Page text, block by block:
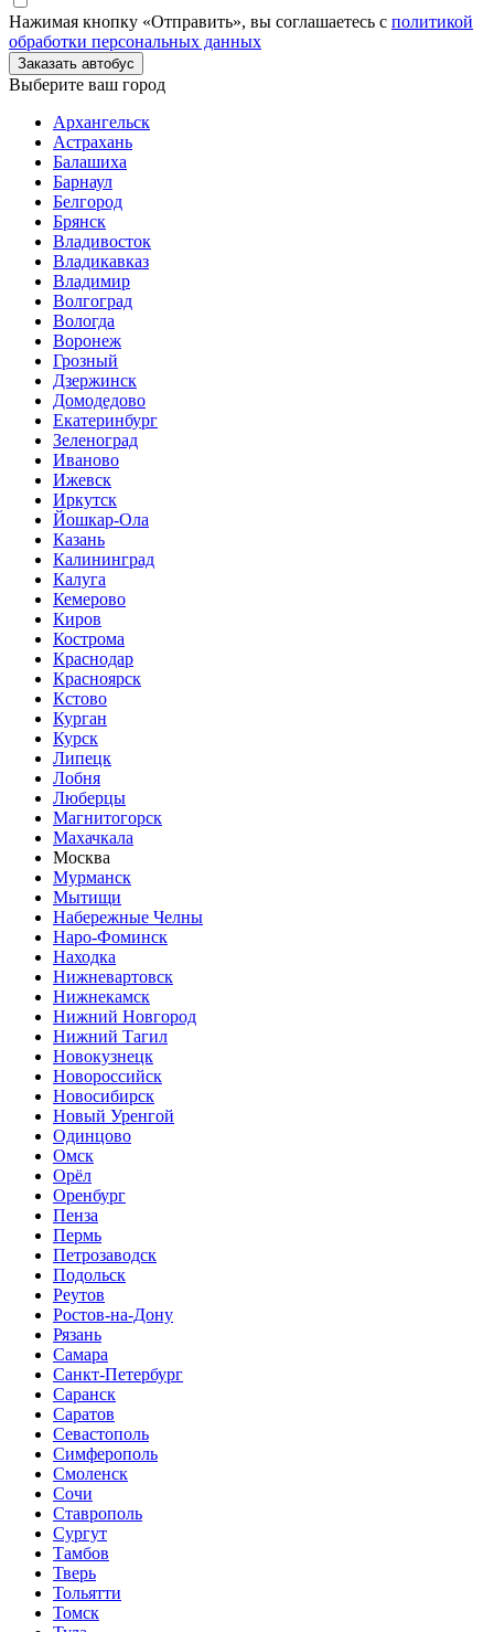
Нажимая кнопку «Отправить», вы соглашаетесь с политикой
обработки персональных данных
Заказать автобус
Выберите ваш город
Архангельск
Астрахань
Балашиха
Барнаул
Белгород
Брянск
Владивосток
Владикавказ
Владимир
Волгоград
Вологда
Воронеж
Грозный
Дзержинск
Домодедово
Екатеринбург
Зеленоград
Иваново
Ижевск
Иркутск
Йошкар-Ола
Казань
Калининград
Калуга
Кемерово
Киров
Кострома
Краснодар
Красноярск
Кстово
Курган
Курск
Липецк
Лобня
Люберцы
Магнитогорск
Махачкала
Москва
Мурманск
Мытищи
Набережные Челны
Наро-Фоминск
Находка
Нижневартовск
Нижнекамск
Нижний Новгород
Нижний Тагил
Новокузнецк
Новороссийск
Новосибирск
Новый Уренгой
Одинцово
Омск
Орёл
Оренбург
Пенза
Пермь
Петрозаводск
Подольск
Реутов
Ростов-на-Дону
Рязань
Самара
Санкт-Петербург
Саранск
Саратов
Севастополь
Симферополь
Смоленск
Сочи
Ставрополь
Сургут
Тамбов
Тверь
Тольятти
Томск